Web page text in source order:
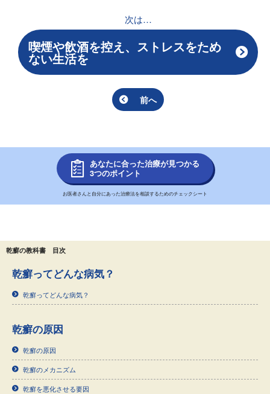
次は…
喫煙や飲酒を控え、ストレスをため
ない生活を
前へ
あなたに合った治療が見つかる
3つのポイント
お医者さんと自分にあった治療法を相談するためのチェックシート
乾癬の教科書 目次
乾癬ってどんな病気？
乾癬ってどんな病気？
乾癬の原因
乾癬の原因
乾癬のメカニズム
乾癬を悪化させる要因